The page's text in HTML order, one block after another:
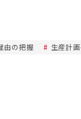
由の把握 生産計